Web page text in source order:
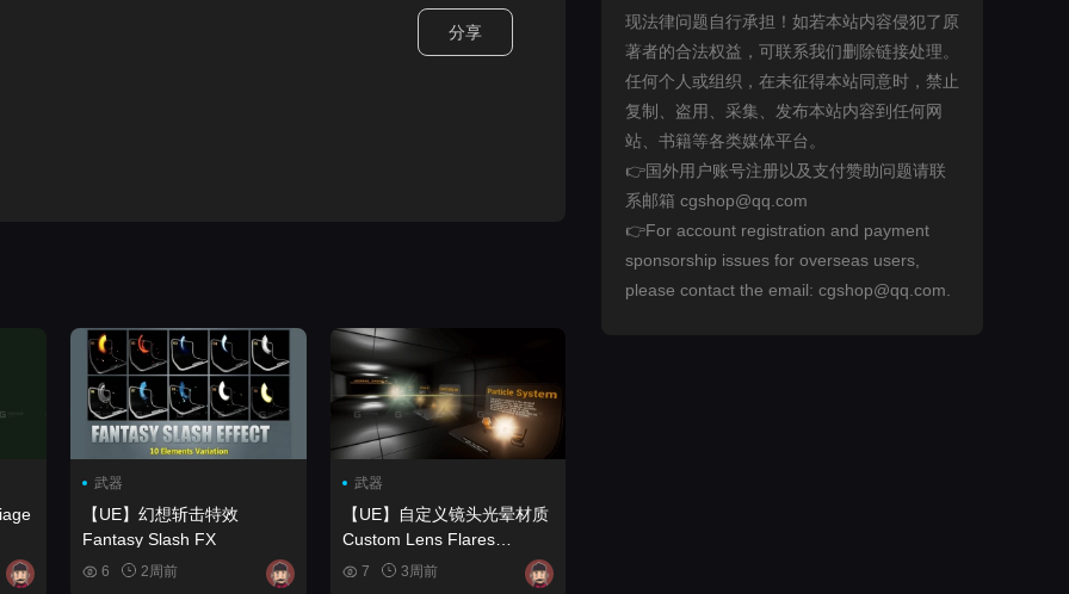
分享
武器
【UE】幻想斩击特效
Fantasy Slash FX
6 2周前
武器
【UE】自定义镜头光晕材质
Custom Lens Flares
Material
7 3周前
现法律问题自行承担！如若本站内容侵犯了原
著者的合法权益，可联系我们删除链接处理。
任何个人或组织，在未征得本站同意时，禁止
复制、盗用、采集、发布本站内容到任何网
站、书籍等各类媒体平台。
👉国外用户账号注册以及支付赞助问题请联
系邮箱 cgshop@qq.com
👉For account registration and payment
sponsorship issues for overseas users,
please contact the email: cgshop@qq.com.